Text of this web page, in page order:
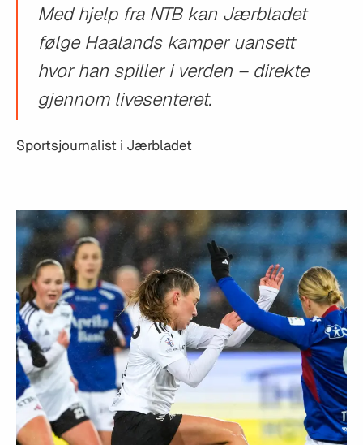
Med hjelp fra NTB kan Jærbladet
følge Haalands kamper uansett
hvor han spiller i verden – direkte
gjennom livesenteret.
Sportsjournalist i Jærbladet